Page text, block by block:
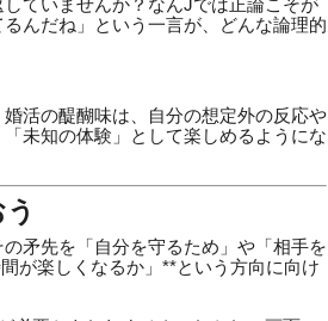
んだね」という一言が、どんな論理的
活の醍醐味は、自分の想定外の反応や
未知の体験」として楽しめるようにな
矛先を「自分を守るため」や「相手を
が楽しくなるか」**という方向に向け